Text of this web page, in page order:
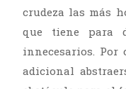
crudeza las más
que tiene para
innecesarios. Por
adicional